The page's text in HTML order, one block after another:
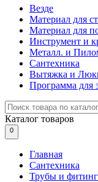
Везде
Материал для
Материал для
Инструмент и
Металл. и
Сантехника
Вытяжка и
Программа для
Каталог товаров
0
Главная
Сантехника
Трубы и